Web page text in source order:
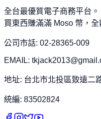
全台最優質電子商務平台。
買東西賺滿滿 Moso 幣，
公司市話: 02-28365-009
EMAIL:
地址: 台北市北投區致遠二
統編: 83502824